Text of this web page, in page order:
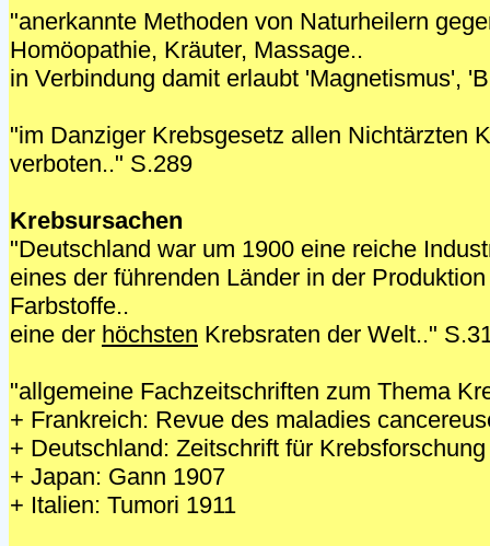
"anerkannte Methoden von Naturheilern
Homöopathie, Kräuter, Massage..
in Verbindung damit erlaubt 'Magnetismus',
"im Danziger Krebsgesetz allen Nichtärzten
verboten.." S.289
Krebsursachen
"Deutschland war um 1900 eine reiche
eines der führenden Länder in der
Farbstoffe..
eine der höchsten Krebsraten der Welt.."
"allgemeine Fachzeitschriften zum Thema
+ Frankreich: Revue des maladies
+ Deutschland: Zeitschrift für
+ Japan: Gann 1907
+ Italien: Tumori 1911